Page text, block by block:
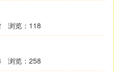
春市仙台大街和珠海路的
发，可以乘坐轻轨4号
站后，向东方步行一小段
浏览：118
浏览：258